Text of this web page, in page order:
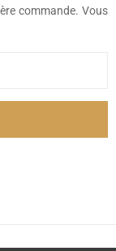
commande. Vous